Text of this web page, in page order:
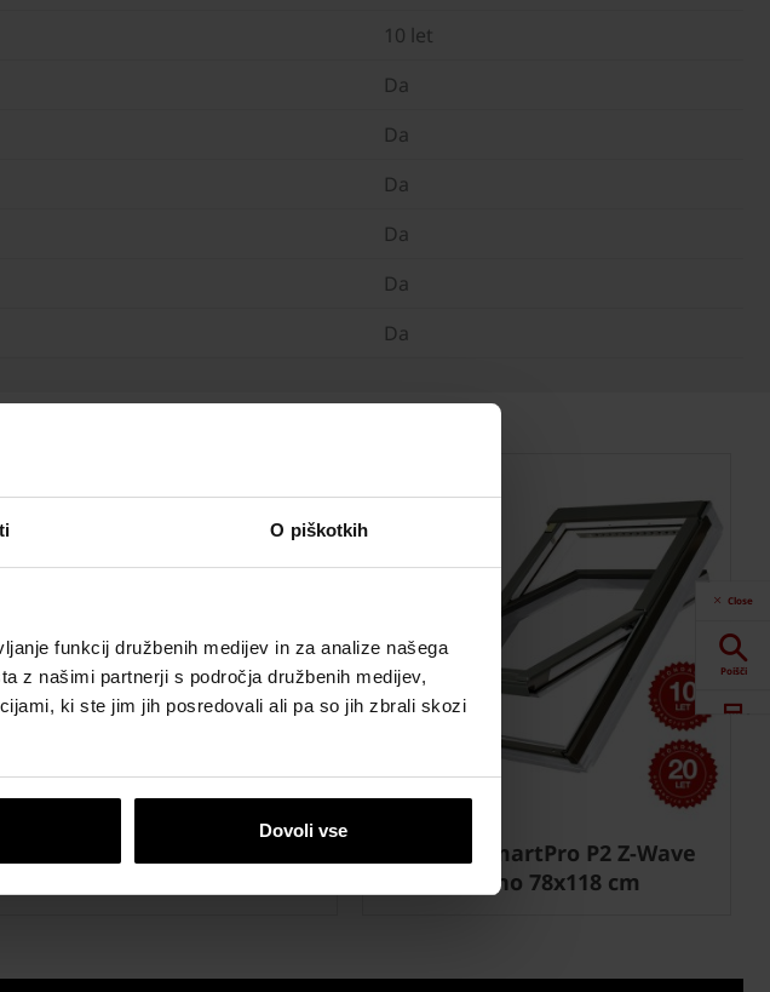
O piškotkih
funkcij družbenih medijev in za analize našega
z našimi partnerji s področja družbenih medijev,
ki ste jim jih posredovali ali pa so jih zbrali skozi
Dovoli vse
10 let
Da
Da
Da
Da
Da
Da
Tondach SmartPro P2 Z-Wave
strešno okno 78x118 cm
Close
Poišči